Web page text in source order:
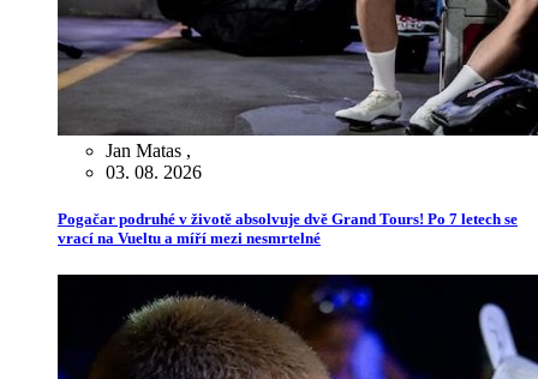
Jan Matas ,
03. 08. 2026
Pogačar podruhé v životě absolvuje dvě Grand Tours! Po 7 letech se
vrací na Vueltu a míří mezi nesmrtelné